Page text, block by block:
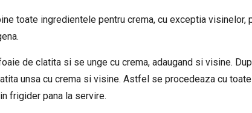
toate ingredientele pentru crema, cu exceptia visinelor,
de clatita si se unge cu crema, adaugand si visine.
unsa cu crema si visine. Astfel se procedeaza cu
frigider pana la servire.